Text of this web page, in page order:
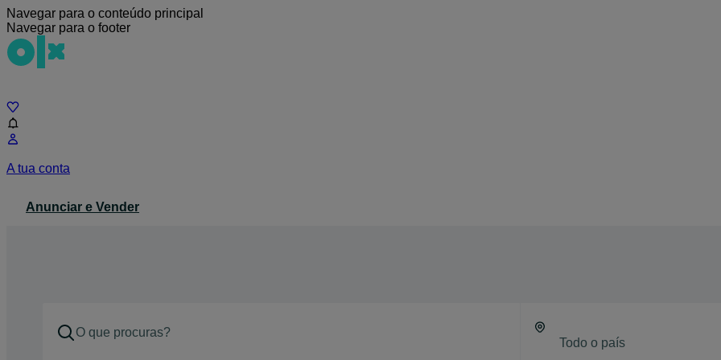
Navegar para o conteúdo principal
Navegar para o footer
A tua conta
Anunciar e Vender